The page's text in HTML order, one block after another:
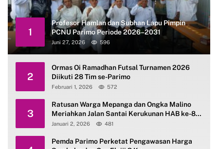
1
Profesor Hamlan dan Subhan Lapu Pimpin
PCNU Parimo Periode 2026–2031
Juni 27, 2026 596
2
Ormas Oi Ramadhan Futsal Turnamen 2026
Diikuti 28 Tim se-Parimo
Februari 1, 2026 572
3
Ratusan Warga Mepanga dan Ongka Malino
Meriahkan Jalan Santai Kerukunan HAB ke-80
Kemenag Parimo
Januari 2, 2026 481
Pemda Parimo Perketat Pengawasan Harga